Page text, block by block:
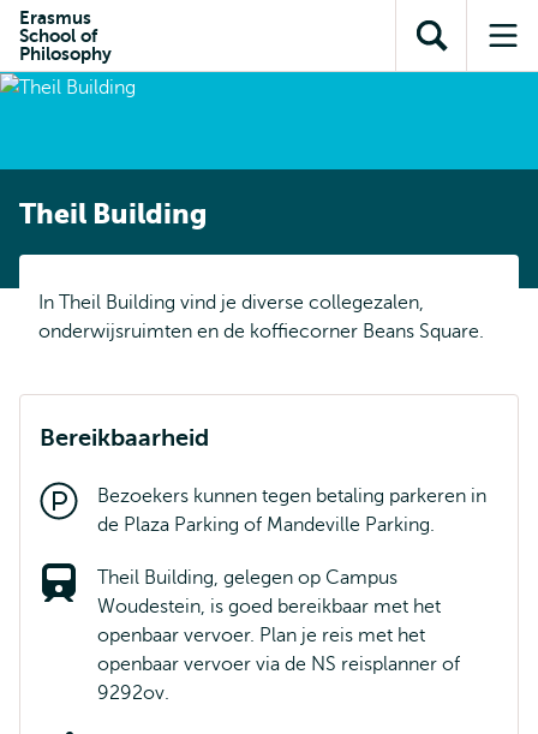
inhoud
Direct naar
subnavigatie
Erasmus
School of
Philosophy
Toon
zoekveld
Theil Building
In Theil Building vind je diverse collegezalen,
onderwijsruimten en de koffiecorner Beans Square.
Bereikbaarheid
Bezoekers kunnen tegen betaling parkeren in
de Plaza Parking of Mandeville Parking.
Theil Building, gelegen op Campus
Woudestein, is goed bereikbaar met het
openbaar vervoer. Plan je reis met het
openbaar vervoer via de NS reisplanner of
9292ov.